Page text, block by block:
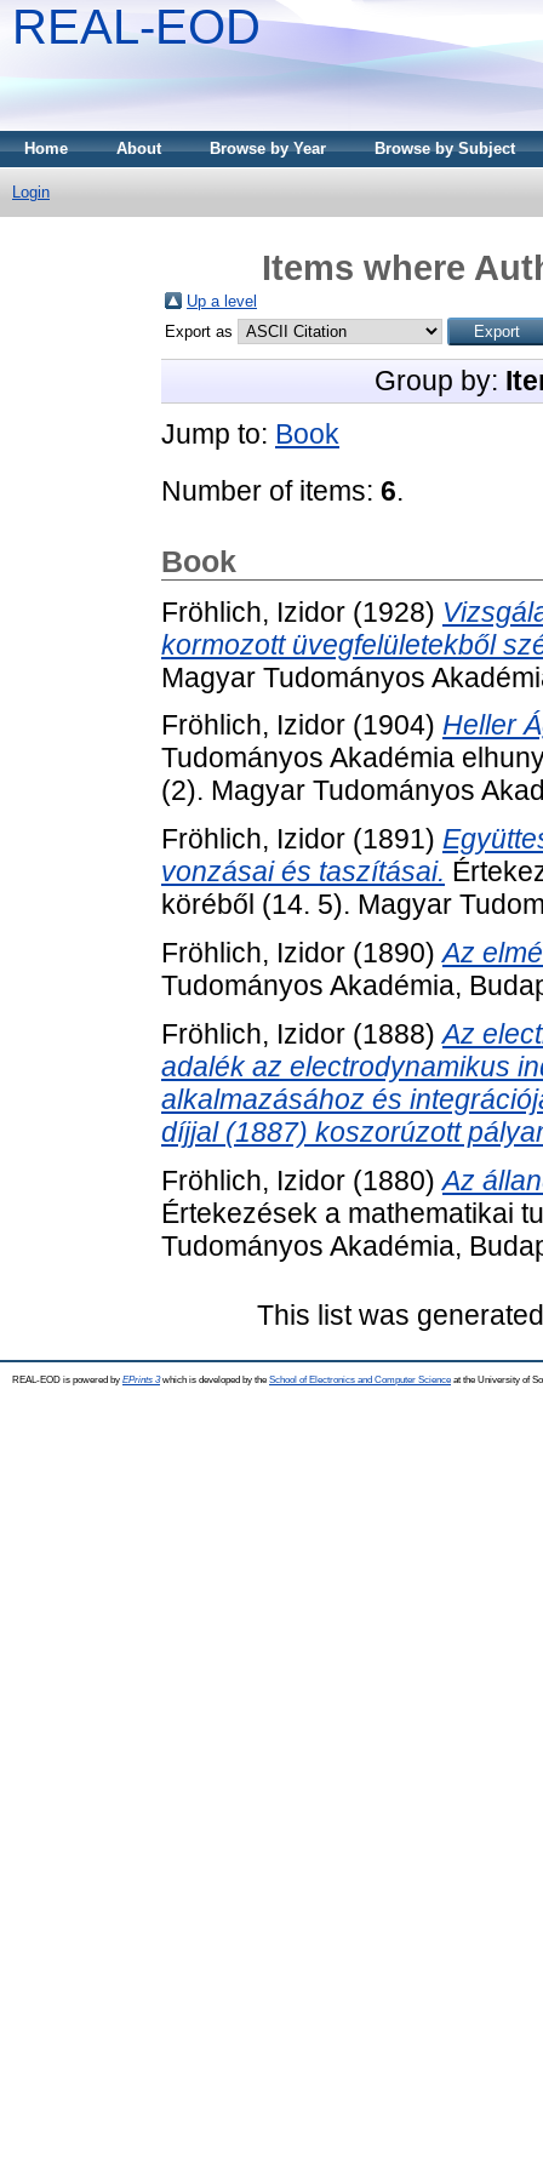
REAL-EOD
Home About Browse by Year Browse by Subject
Login
Items where
Up a level
Export as
Group by:
Jump to: Book
Number of items: 6.
Book
Fröhlich, Izidor (1928)
kormozott üvegfelületekből
Magyar Tudományos
Fröhlich, Izidor (1904) Heller
Tudományos Akadémia
(2). Magyar Tudományos
Fröhlich, Izidor (1891)
vonzásai és taszításai.
köréből (14. 5). Magyar
Fröhlich, Izidor (1890)Az
Tudományos Akadémia,
Fröhlich, Izidor (1888)Az
adalék az electrodynamikus
alkalmazásához és
díjjal (1887) koszorúzott
Fröhlich, Izidor (1880)Az
Értekezések a mathematikai
Tudományos Akadémia,
This list was
REAL-EOD is powered by EPrints 3which is developed by the School of Electronics and Computer Science at the University of